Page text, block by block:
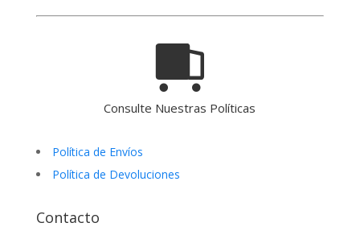
Consulte Nuestras Políticas
Política de Envíos
Política de Devoluciones
Contacto